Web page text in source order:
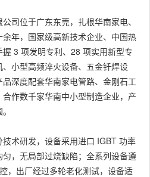
司位于广东东莞，扎根华南家电、
年，国家级高新技术企业、中国热
3 项发明专利、28 项实用新型专
小型高频淬火设备、五金钎焊设
深度配套华南家电管路、金刚石工
作数千家华南中小型制造企业，产
术研发，设备采用进口 IGBT 功率
，无局部过烧缺陷；全系列设备遵
，出厂经过多轮老化测试，设备适